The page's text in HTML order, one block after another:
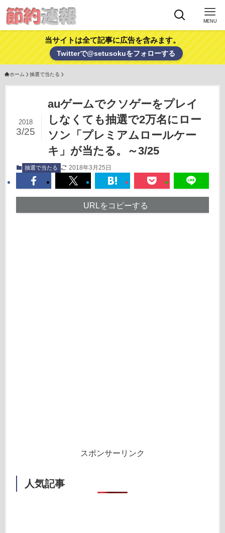
MENU
当サイトは全て記事に広告を含みます。
Twitterで@setusokuをフォローする
ホーム 抽選で当たる
auゲームでクソゲーをプレイ
しなくても抽選で2万名にロー
ソン「プレミアムロールケー
キ」が当たる。～3/25
2018
3/25
抽選で当たる 2018年3月25日
URLをコピーする
スポンサーリンク
人気記事